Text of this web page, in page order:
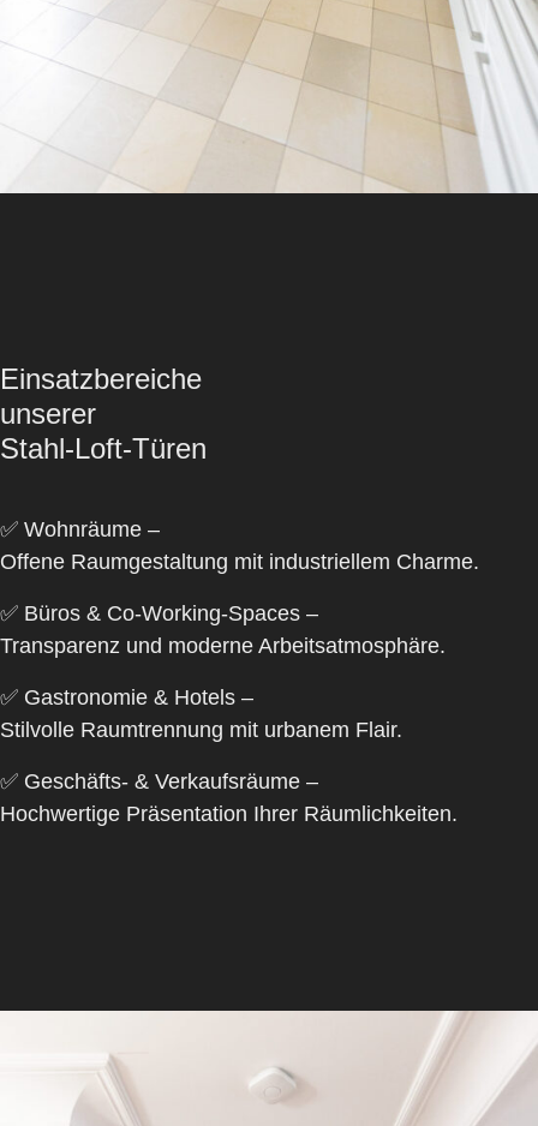
Einsatzbereiche
unserer
Stahl-Loft-Türen
✅ Wohnräume –
Offene Raumgestaltung mit industriellem Charme.
✅ Büros & Co-Working-Spaces –
Transparenz und moderne Arbeitsatmosphäre.
✅ Gastronomie & Hotels –
Stilvolle Raumtrennung mit urbanem Flair.
✅ Geschäfts- & Verkaufsräume –
Hochwertige Präsentation Ihrer Räumlichkeiten.